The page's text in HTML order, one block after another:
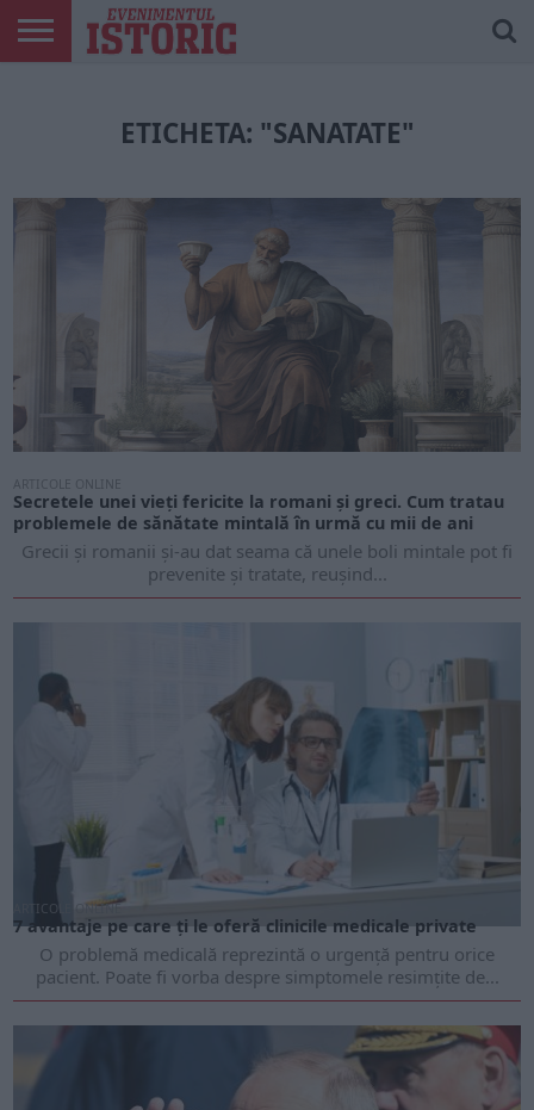
TIPĂRITEETICHETA: "SANATATE"
ARTICOLE ONLINE
Secretele unei vieți fericite la romani și greci. Cum tratau
problemele de sănătate mintală în urmă cu mii de ani
Grecii și romanii și-au dat seama că unele boli mintale pot fi
prevenite și tratate, reușind...
ARTICOLE ONLINE
7 avantaje pe care ți le oferă clinicile medicale private
O problemă medicală reprezintă o urgență pentru orice
pacient. Poate fi vorba despre simptomele resimțite de...